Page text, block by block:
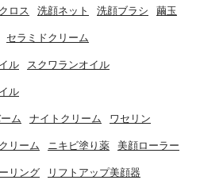
ロス 洗顔ネット 洗顔ブラシ 繭玉
セラミドクリーム
ル スクワランオイル
ル
ム ナイトクリーム ワセリン
リーム ニキビ塗り薬 美顔ローラー
リング リフトアップ美顔器